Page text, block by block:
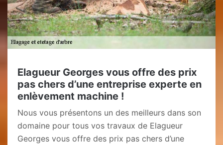
Elagueur Georges vous offre des prix
pas chers d’une entreprise experte en
enlèvement machine !
Nous vous présentons un des meilleurs dans son
domaine pour tous vos travaux de Elagueur
Georges vous offre des prix pas chers d’une